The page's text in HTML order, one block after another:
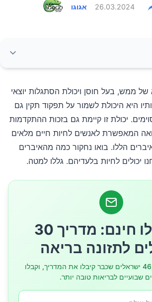
אגוגו 26.03.2024
ממש, בעל חוסן ויכולת הסתגלות יוצאי
היא היכולת לשמור על תפקוד תקין גם
יכולת זו קיימת גם בזכות ההתקדמות
המאפשרת לאנשים לחיות חיים מלאים
הללו. בואו נחקור כמה מהאיברים
יכולים לחיות בלעדיהם. גללו למטה.
🎁 קבלו חינם: מדריך 30
לתזונה בריאה
הצטרפו ל-46,000 ישראלים שכבר קיבלו את המדריך, וקבלו
שבועיים לבריאות טובה יותר.